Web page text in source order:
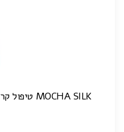
MOCHA SILK טיפול קרטין משקם מוקה סילק | 450 מ"ל